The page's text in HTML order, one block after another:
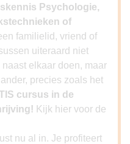
Psychologie,
of
familielid, vriend of
uiteraard niet
elkaar doen, maar
precies zoals het
cursus in de
Kijk hier voor de
nu al in. Je profiteert